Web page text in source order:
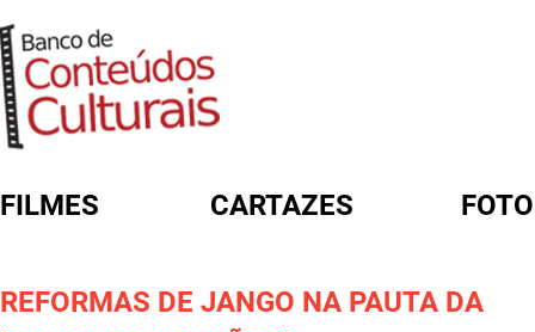
FILMES CARTAZES
REFORMAS DE JANGO NA PAUTA DA